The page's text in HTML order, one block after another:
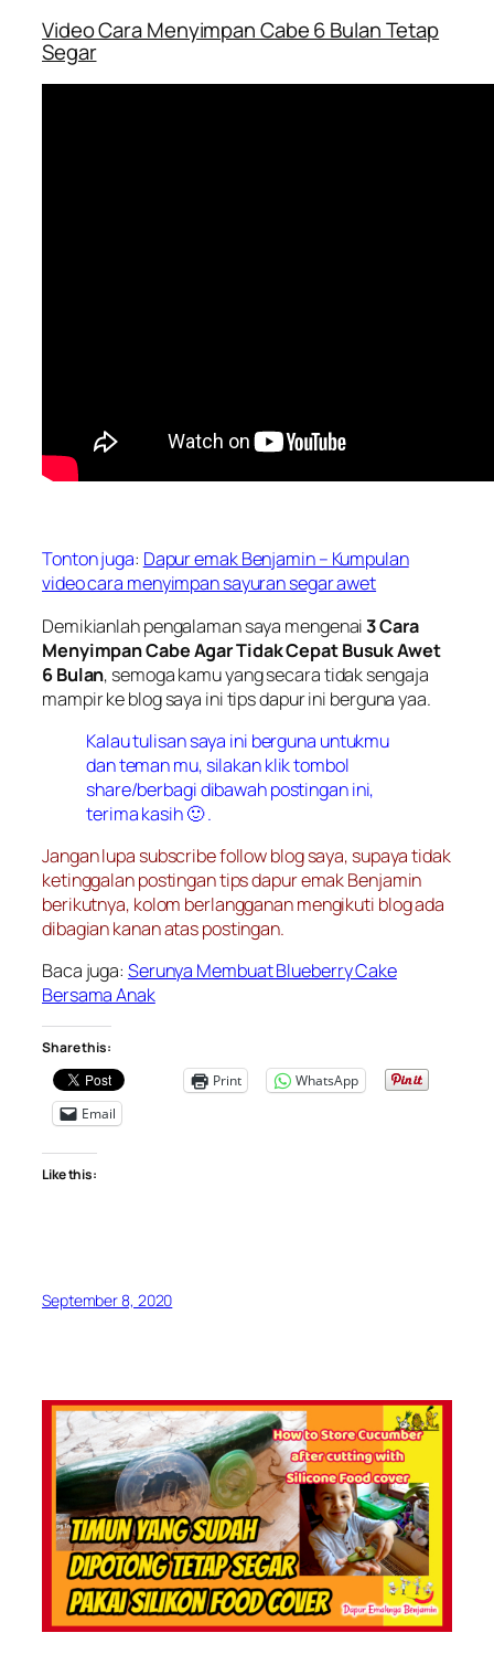
Video Cara Menyimpan Cabe 6 Bulan Tetap
Segar
Tonton juga: Dapur emak Benjamin – Kumpulan
video cara menyimpan sayuran segar awet
Demikianlah pengalaman saya mengenai3 Cara
Menyimpan Cabe Agar Tidak Cepat Busuk Awet
6 Bulan, semoga kamu yang secara tidak sengaja
mampir ke blog saya ini tips dapur ini berguna yaa.
Kalau tulisan saya ini berguna untukmu
dan teman mu, silakan klik tombol
share/berbagi dibawah postingan ini,
terima kasih 🙂 .
Jangan lupa subscribe follow blog saya, supaya tidak
ketinggalan postingan tips dapur emak Benjamin
berikutnya, kolom berlangganan mengikuti blog ada
dibagian kanan atas postingan.
Baca juga: Serunya Membuat Blueberry Cake
Bersama Anak
Share this:
Print
WhatsApp
Email
Like this:
September 8, 2020